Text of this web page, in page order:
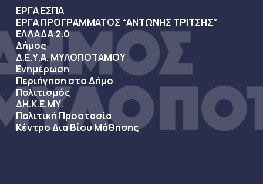
ΕΡΓΑ ΕΣΠΑ
ΕΡΓΑ ΠΡΟΓΡΑΜΜΑΤΟΣ “ΑΝΤΩΝΗΣ ΤΡΙΤΣΗΣ”
ΕΛΛΑΔΑ 2.0
Δήμος
Δ.Ε.Υ.Α. ΜΥΛΟΠΟΤΑΜΟΥ
Ενημέρωση
Περιήγηση στο Δήμο
Πολιτισμός
ΔΗ.Κ.Ε.ΜΥ.
Πολιτική Προστασία
Κέντρο Δια Βίου Μάθησης